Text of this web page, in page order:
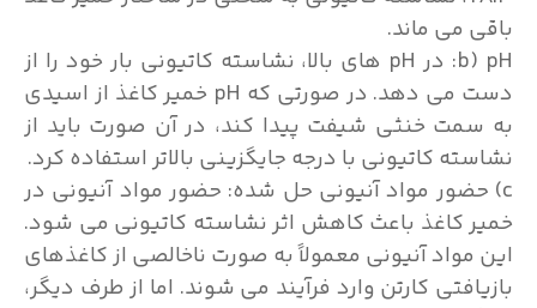
باقی می ماند.
b) pH: در pH های بالا، نشاسته کاتیونی بار خود را از
دست می دهد. در صورتی که pH خمیر کاغذ از اسیدی
به سمت خنثی شیفت پیدا کند، در آن صورت باید از
نشاسته کاتیونی با درجه جایگزینی بالاتر استفاده کرد.
c) حضور مواد آنیونی حل شده: حضور مواد آنیونی در
خمیر کاغذ باعث کاهش اثر نشاسته کاتیونی می شود.
این مواد آنیونی معمولاً به صورت ناخالصی از کاغذهای
بازیافتی کارتن وارد فرآیند می شوند. اما از طرف دیگر،